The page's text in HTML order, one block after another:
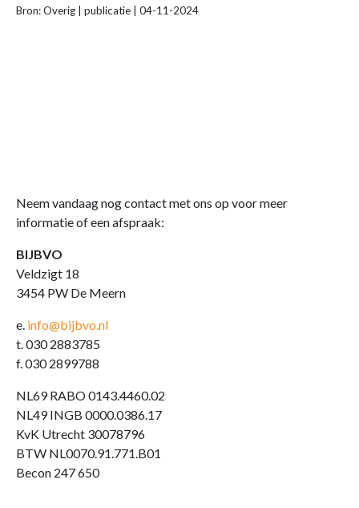
Bron: Overig | publicatie | 04-11-2024
Neem vandaag nog contact met ons op voor meer
informatie of een afspraak:
BIJBVO
Veldzigt 18
3454 PW De Meern
e. info@bijbvo.nl
t. 030 2883785
f. 030 2899788
NL69 RABO 0143.4460.02
NL49 INGB 0000.0386.17
KvK Utrecht 30078796
BTW NL0070.91.771.B01
Becon 247 650